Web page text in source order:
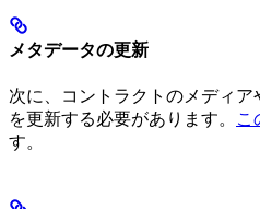
メタデータの更新
次に、コントラクトのメディ
を更新する必要があります。
こ
す。